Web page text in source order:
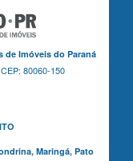
de Imóveis do Paraná
80060-150
Maringá, Pato